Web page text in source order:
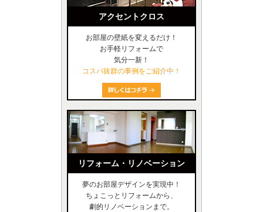
アクセントクロス
お部屋の壁紙を変えるだけ！
お手軽リフォームで
気分一新！
コスパ抜群の事例をご紹介中！
リフォーム・リノベーション
夢のお部屋デザインを実現中！
ちょこっとリフォームから、
劇的リノベーションまで。